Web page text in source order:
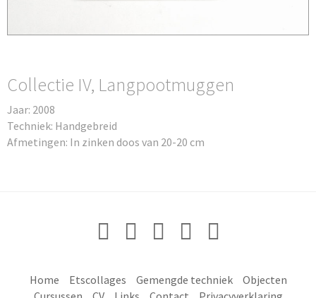
Collectie IV, Langpootmuggen
Jaar: 2008
Techniek: Handgebreid
Afmetingen: In zinken doos van 20-20 cm
Home Etscollages Gemengde techniek
Objecten